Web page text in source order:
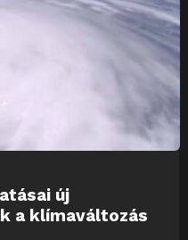
új
a klímaváltozás